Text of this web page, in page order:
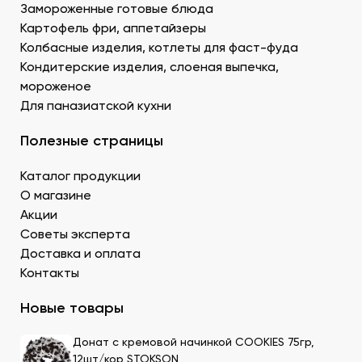
Муку темпура. Смесь пшеничной и рисовой муки с
крахмалом для золотистой корочки. Можно
заказать премиальный мучной продукт для суши в
Водоросли. Комбу, нори – качественные продукты
для суши в ДНР с быстрой доставкой.
Икру масаго, тобико. Свежайшие продукты для
Белый и черный кунжут. Придает блюду ореховые
суши оптом – кунжутные семена в разной
расфасовке. Используются для создания
вкусового оттенка и декорирования.
Соевый соус. Приготовленный по классическому
приобрести оптовой партией в нашей компании.
Преимущества заказа в СтриПсБери
Замороженные готовые блюда
Картофель фри, аппетайзеры
Колбасные изделия, котлеты для фаст-фуда
Кондитерские изделия, слоеная выпечка,
мороженое
Для паназиатской кухни
Полезные страницы
Каталог продукции
О магазине
Акции
Советы эксперта
Доставка и оплата
Контакты
Новые товары
Донат с кремовой начинкой COOKIES 75гр,